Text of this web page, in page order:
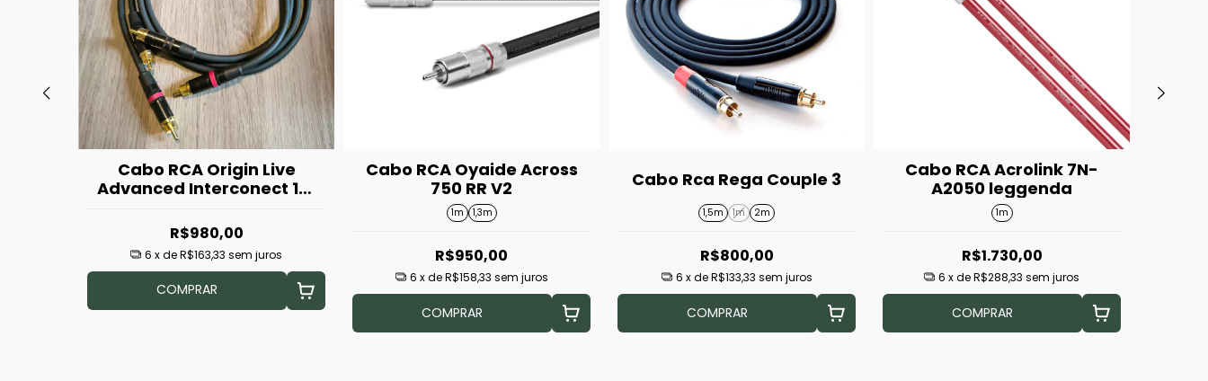
Cabo RCA Origin Live
Advanced Interconect 1m
R$980,00
6 x deR$163,33 sem juros
COMPRAR
Cabo RCA Oyaide Across
750 RR V2
1m 1,3m
R$950,00
6 x deR$158,33 sem juros
COMPRAR
Cabo Rca Rega Couple 3
1,5m 1m 2m
R$800,00
6 x deR$133,33 sem juros
COMPRAR
Cabo RCA Acrolink 7N-
A2050 leggenda
1m
R$1.730,00
6 x deR$288,33 sem juros
COMPRAR